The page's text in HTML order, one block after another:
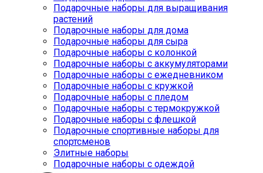
Подарочные наборы для выращивания
растений
Подарочные наборы для дома
Подарочные наборы для сыра
Подарочные наборы с колонкой
Подарочные наборы с аккумуляторами
Подарочные наборы с ежедневником
Подарочные наборы с кружкой
Подарочные наборы с пледом
Подарочные наборы с термокружкой
Подарочные наборы с флешкой
Подарочные спортивные наборы для
спортсменов
Элитные наборы
Подарочные наборы с одеждой